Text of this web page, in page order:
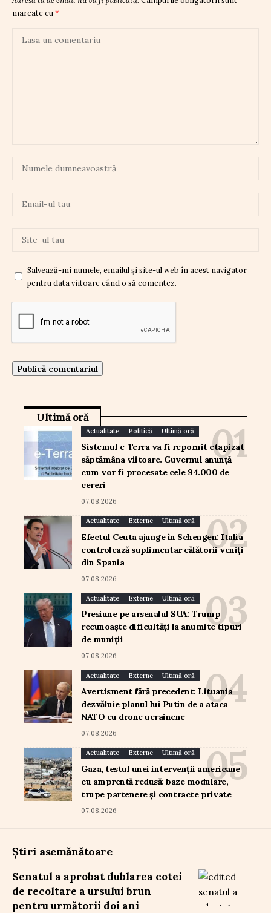
marcate cu *
Salvează-mi numele, emailul și site-ul web în acest navigator
pentru data viitoare când o să comentez.
Ultimă oră
Actualitate Politică Ultimă oră
Sistemul e-Terra va fi repornit etapizat
săptămâna viitoare. Guvernul anunță
cum vor fi procesate cele 94.000 de
cereri
07.08.2026
Actualitate Externe Ultimă oră
Efectul Ceuta ajunge în Schengen: Italia
controlează suplimentar călătorii veniți
din Spania
07.08.2026
Actualitate Externe Ultimă oră
Presiune pe arsenalul SUA: Trump
recunoaște dificultăți la anumite tipuri
de muniții
07.08.2026
Actualitate Externe Ultimă oră
Avertisment fără precedent: Lituania
dezvăluie planul lui Putin de a ataca
NATO cu drone ucrainene
07.08.2026
Actualitate Externe Ultimă oră
Gaza, testul unei intervenții americane
cu amprentă redusă: baze modulare,
trupe partenere și contracte private
07.08.2026
Știri asemănătoare
Senatul a aprobat dublarea cotei
de recoltare a ursului brun
pentru următorii doi ani